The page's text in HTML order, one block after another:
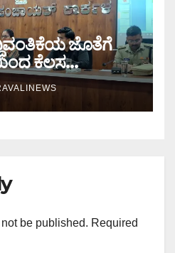
ಜೊತೆಗೆ
ಕೆಲಸ
ಪರಿಶೀಲನಾ ಸಭೆಯಲ್ಲಿ
ಸಚಿವ ಯು.ಟಿ
be published. Required